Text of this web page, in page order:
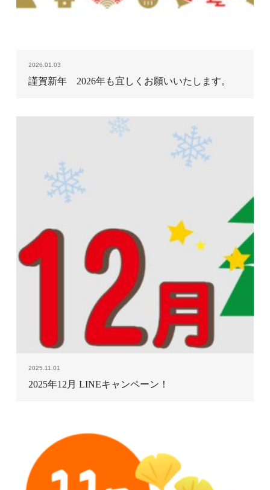
2026.01.03
謹賀新年 2026年も宜しくお願いいたします。
2025.11.01
2025年12月 LINEキャンペーン！